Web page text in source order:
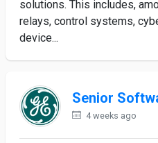
solutions. This includes,
relays, control systems,
device...
Senior
4 weeks ago